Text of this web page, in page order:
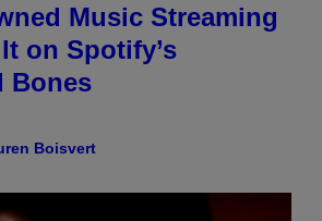
Music Streaming
on Spotify’s
Bones
Boisvert